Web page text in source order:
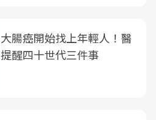
大腸癌開始找上年輕人！醫
提醒四十世代三件事